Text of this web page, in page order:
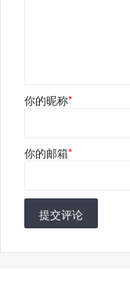
你的昵称*
你的邮箱*
提交评论